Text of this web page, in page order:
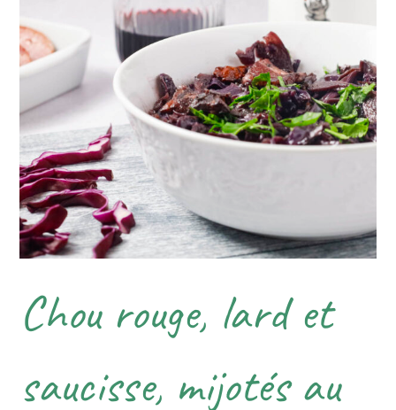
Chou rouge, lard et
saucisse, mijotés au